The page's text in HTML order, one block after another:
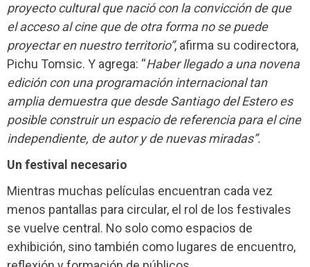
proyecto cultural que nació con la convicción de que
el acceso al cine que de otra forma no se puede
proyectar en nuestro territorio”, afirma su codirectora,
Pichu Tomsic. Y agrega: “Haber llegado a una novena
edición con una programación internacional tan
amplia demuestra que desde Santiago del Estero es
posible construir un espacio de referencia para el cine
independiente, de autor y de nuevas miradas”.
Un festival necesario
Mientras muchas películas encuentran cada vez
menos pantallas para circular, el rol de los festivales
se vuelve central. No solo como espacios de
exhibición, sino también como lugares de encuentro,